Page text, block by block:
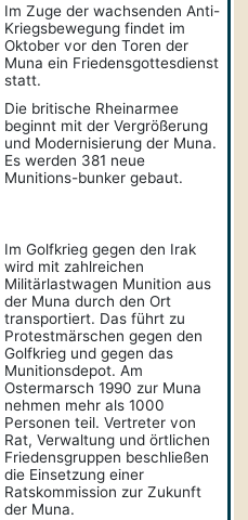
Im Zuge der wachsenden Anti-
Kriegsbewegung findet im
Oktober vor den Toren der
Muna ein Friedensgottesdienst
statt.
Die britische Rheinarmee
beginnt mit der Vergrößerung
und Modernisierung der Muna.
Es werden 381 neue
Munitions-bunker gebaut.
Im Golfkrieg gegen den Irak
wird mit zahlreichen
Militärlastwagen Munition aus
der Muna durch den Ort
transportiert. Das führt zu
Protestmärschen gegen den
Golfkrieg und gegen das
Munitionsdepot. Am
Ostermarsch 1990 zur Muna
nehmen mehr als 1000
Personen teil. Vertreter von
Rat, Verwaltung und örtlichen
Friedensgruppen beschließen
die Einsetzung einer
Ratskommission zur Zukunft
der Muna.